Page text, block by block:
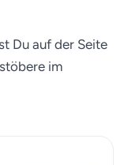
Du auf der Seite
im